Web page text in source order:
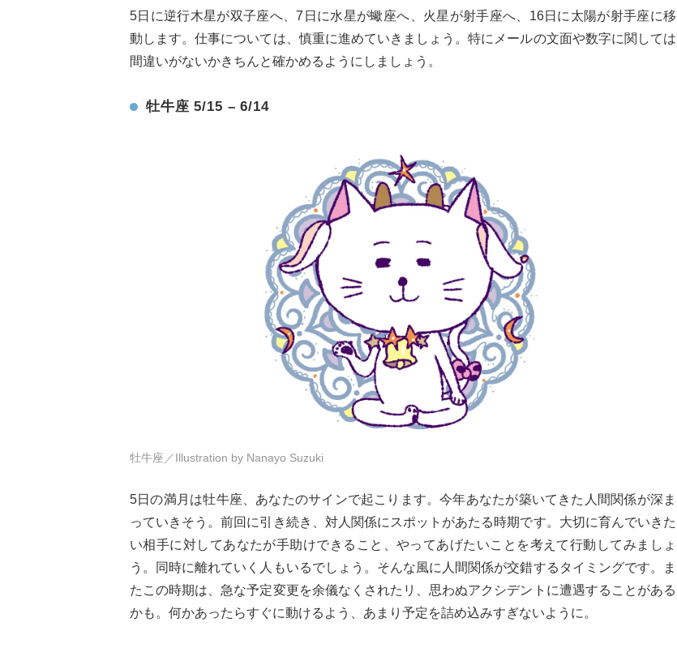
5日に逆行木星が双子座へ、7日に水星が蠍座へ、火星が射手座へ、16日に太陽が射手座に移
動します。仕事については、慎重に進めていきましょう。特にメールの文面や数字に関しては
間違いがないかきちんと確かめるようにしましょう。
牡牛座 5/15 – 6/14
牡牛座／Illustration by Nanayo Suzuki
5日の満月は牡牛座、あなたのサインで起こります。今年あなたが築いてきた人間関係が深ま
っていきそう。前回に引き続き、対人関係にスポットがあたる時期です。大切に育んでいきた
い相手に対してあなたが手助けできること、やってあげたいことを考えて行動してみましょ
う。同時に離れていく人もいるでしょう。そんな風に人間関係が交錯するタイミングです。ま
たこの時期は、急な予定変更を余儀なくされたリ、思わぬアクシデントに遭遇することがある
かも。何かあったらすぐに動けるよう、あまり予定を詰め込みすぎないように。